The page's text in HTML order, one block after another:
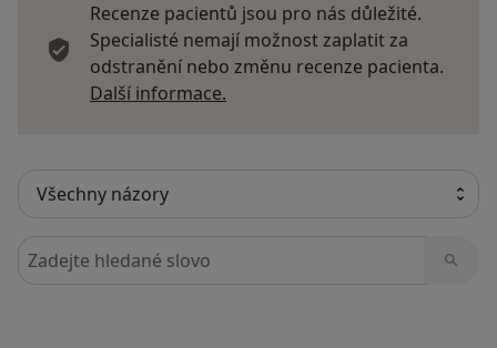
Recenze pacientů jsou pro nás důležité.
Specialisté nemají možnost zaplatit za
odstranění nebo změnu recenze pacienta.
Další informace.
Hledejte v názorech